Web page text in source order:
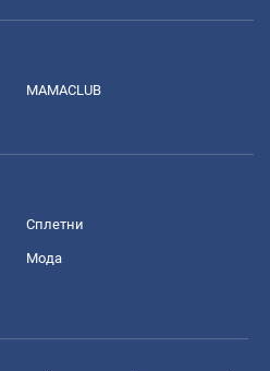
MAMACLUB
Сплетни
Мода